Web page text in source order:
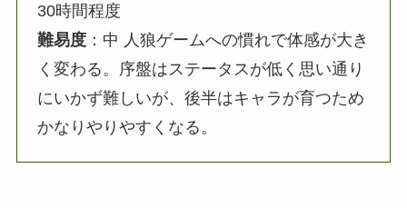
30時間程度
難易度 ：中 人狼ゲームへの慣れで体感が大き
く変わる。序盤はステータスが低く思い通り
にいかず難しいが、後半はキャラが育つため
かなりやりやすくなる。